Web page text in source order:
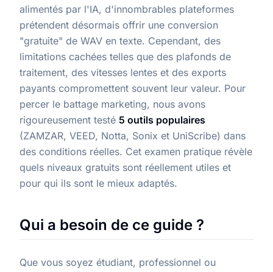
alimentés par l'IA, d'innombrables plateformes
prétendent désormais offrir une conversion
"gratuite" de WAV en texte. Cependant, des
limitations cachées telles que des plafonds de
traitement, des vitesses lentes et des exports
payants compromettent souvent leur valeur. Pour
percer le battage marketing, nous avons
rigoureusement testé 5 outils populaires
(ZAMZAR, VEED, Notta, Sonix et UniScribe) dans
des conditions réelles. Cet examen pratique révèle
quels niveaux gratuits sont réellement utiles et
pour qui ils sont le mieux adaptés.
Qui a besoin de ce guide ?
Que vous soyez étudiant, professionnel ou